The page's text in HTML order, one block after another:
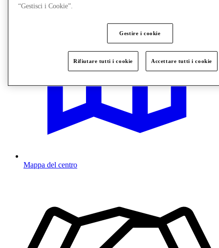
Mappa del centro
“Gestisci i Cookie”.
Gestire i cookie
Rifiutare tutti i cookie Accettare tutti i cookie